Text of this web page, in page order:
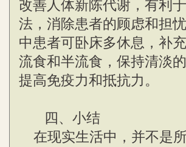
改善人体新陈代谢，有利
法，消除患者的顾虑和担
中患者可卧床多休息，补
流食和半流食，保持清淡
提高免疫力和抵抗力。
四、小结
在现实生活中，并不是